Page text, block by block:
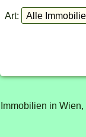
Art:
Immobilien in Wien,